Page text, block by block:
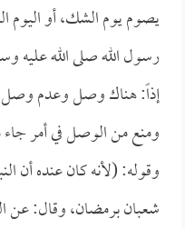
يصوم يوم الشك، أو اليوم
رسول الله صلى الله عليه
إذاً: هناك وصل وعدم
ومنع من الوصل في أمر جاء
وقوله: (لأنه كان عنده أن
شعبان برمضان، وقال: عن